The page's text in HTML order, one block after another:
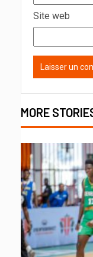
Site web
MORE